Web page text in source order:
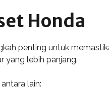
Honda
penting untuk
yang lebih panjang.
lain: